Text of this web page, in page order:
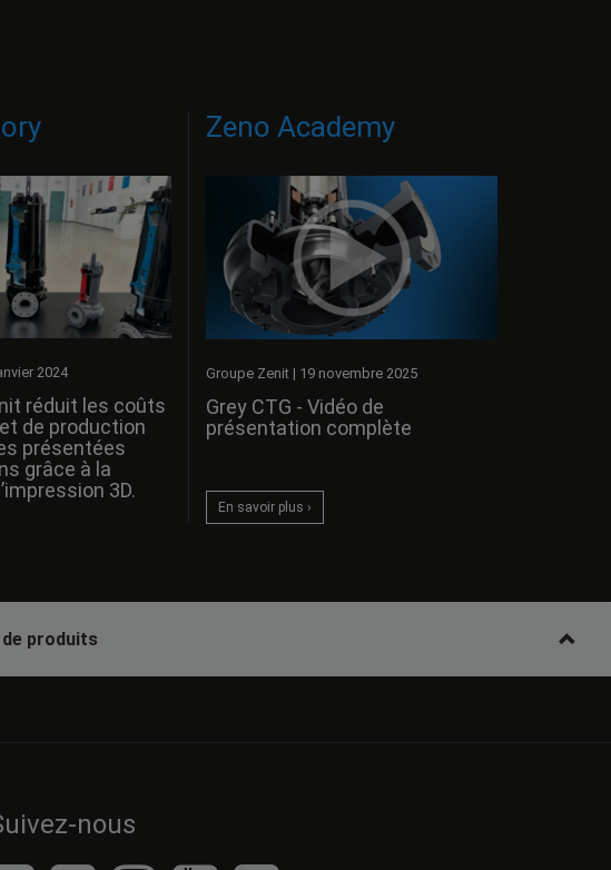
2024
réduit les coûts
de production
présentées
grâce à la
3D.
Zeno Academy
Groupe Zenit | 19 novembre 2025
Grey CTG - Vidéo de
présentation complète
En savoir plus ›
produits
nous